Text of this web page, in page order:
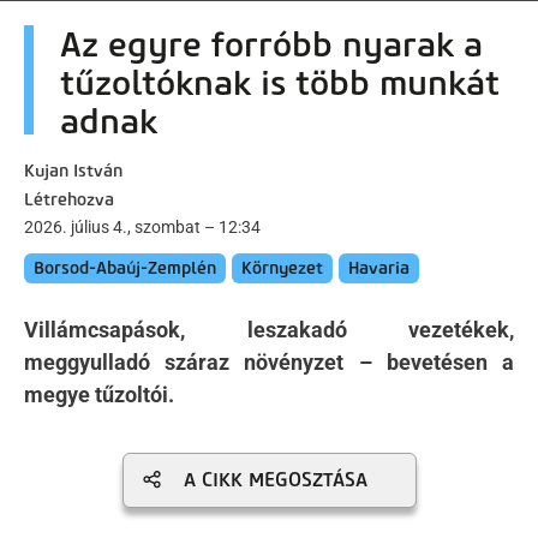
Az egyre forróbb nyarak a
tűzoltóknak is több munkát
adnak
Kujan István
Létrehozva
2026. július 4., szombat – 12:34
Borsod-Abaúj-Zemplén Környezet Havaria
Villámcsapások, leszakadó vezetékek,
meggyulladó száraz növényzet – bevetésen a
megye tűzoltói.
A CIKK MEGOSZTÁSA